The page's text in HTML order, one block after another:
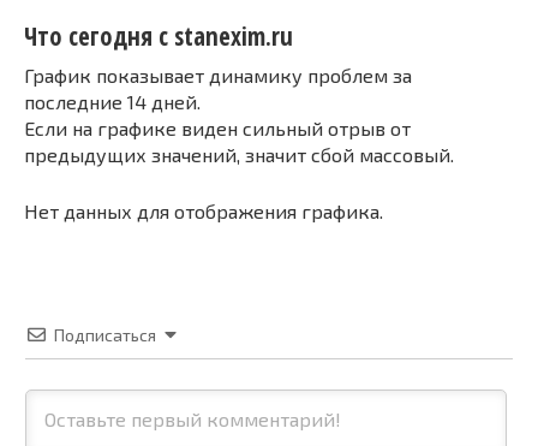
Что сегодня с stanexim.ru
График показывает динамику проблем за
последние 14 дней.
Если на графике виден сильный отрыв от
предыдущих значений, значит сбой массовый.
Нет данных для отображения графика.
Подписаться